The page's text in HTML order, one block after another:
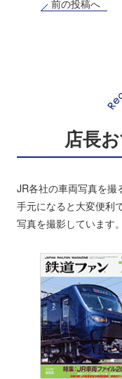
店長
JR各社の車両写真を撮
手元になると大変便利
写真を撮影しています。